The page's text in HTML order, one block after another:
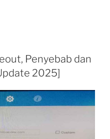
Penyebab dan
2025]